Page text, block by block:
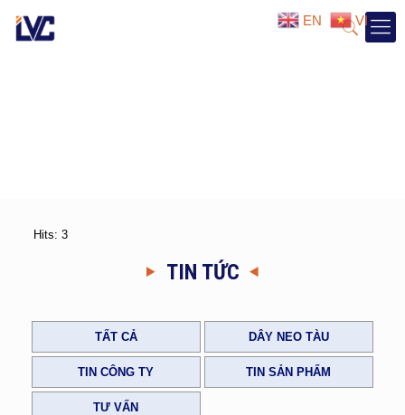
Hits: 3
TIN TỨC
TẤT CẢ DÂY NEO TÀU
TIN CÔNG TY TIN SẢN PHẨM
TƯ VẤN
EN VI